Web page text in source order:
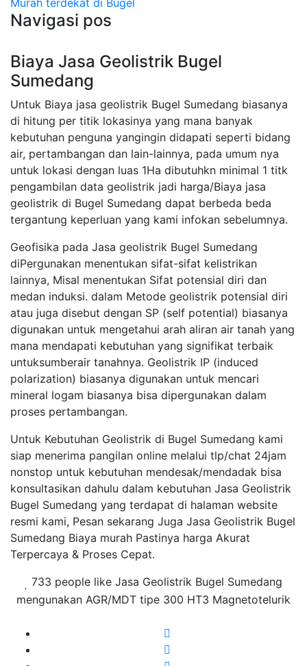
Murah terdekat di Bugel
Navigasi pos
Biaya Jasa Geolistrik Bugel
Sumedang
Untuk Biaya jasa geolistrik Bugel Sumedang biasanya
di hitung per titik lokasinya yang mana banyak
kebutuhan penguna yangingin didapati seperti bidang
air, pertambangan dan lain-lainnya, pada umum nya
untuk lokasi dengan luas 1Ha dibutuhkn minimal 1 titk
pengambilan data geolistrik jadi harga/Biaya jasa
geolistrik di Bugel Sumedang dapat berbeda beda
tergantung keperluan yang kami infokan sebelumnya.
Geofisika pada Jasa geolistrik Bugel Sumedang
diPergunakan menentukan sifat-sifat kelistrikan
lainnya, Misal menentukan Sifat potensial diri dan
medan induksi. dalam Metode geolistrik potensial diri
atau juga disebut dengan SP (self potential) biasanya
digunakan untuk mengetahui arah aliran air tanah yang
mana mendapati kebutuhan yang signifikat terbaik
untuksumberair tanahnya. Geolistrik IP (induced
polarization) biasanya digunakan untuk mencari
mineral logam biasanya bisa dipergunakan dalam
proses pertambangan.
Untuk Kebutuhan Geolistrik di Bugel Sumedang kami
siap menerima pangilan online melalui tlp/chat 24jam
nonstop untuk kebutuhan mendesak/mendadak bisa
konsultasikan dahulu dalam kebutuhan Jasa Geolistrik
Bugel Sumedang yang terdapat di halaman website
resmi kami, Pesan sekarang Juga Jasa Geolistrik Bugel
Sumedang Biaya murah Pastinya harga Akurat
Terpercaya & Proses Cepat.
733 people like Jasa Geolistrik Bugel Sumedang
mengunakan AGR/MDT tipe 300 HT3 Magnetotelurik